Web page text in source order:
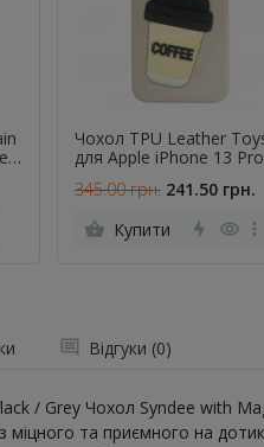
Чохол TPU Leather
для Apple iPhone 13 Pro
345.00 грн. 241.50 грн.
Купити
Відгуки (0)
/ Grey Чохол Syndee with
міцного та приємного на